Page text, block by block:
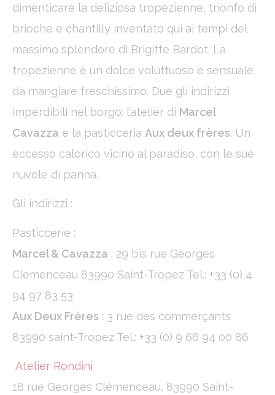
dimenticare la deliziosa tropezienne, trionfo di
brioche e chantilly inventato qui ai tempi del
massimo splendore di Brigitte Bardot. La
tropezienne è un dolce voluttuoso e sensuale,
da mangiare freschissimo. Due gli indirizzi
imperdibili nel borgo: l’atelier di Marcel
Cavazza e la pasticceria Aux deux frères. Un
eccesso calorico vicino al paradiso, con le sue
nuvole di panna.
Gli indirizzi :
Pasticcerie :
Marcel & Cavazza : 29 bis rue Georges
Clemenceau 83990 Saint-Tropez Tel.: +33 (0) 4
94 97 83 53
Aux Deux Frères : 3 rue des commerçants
83990 saint-Tropez Tel.: +33 (0) 9 66 94 00 86
Atelier Rondini
18 rue Georges Clémenceau, 83990 Saint-